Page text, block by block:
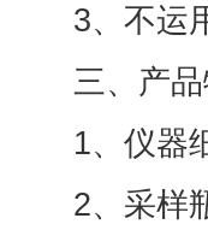
3、不运
三、产
1、仪器
2、采样